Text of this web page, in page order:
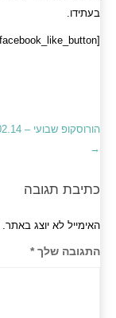
בעתידו.
[facebook_like_button] [google1]
הורוסקופ שבועי – 16.02.14 – 22.02.14
→
כתיבת תגובה
האימייל לא יוצג באתר.
התגובה שלך*